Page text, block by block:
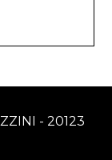
- 20123